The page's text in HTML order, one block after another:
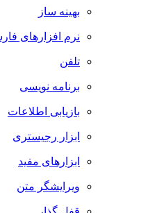
بهینه ساز
نرم افزارهای
تلفن
برنامه نویسی
بازیابی اطلاعات
ابزار رجیستری
ابزارهای مفید
ویرایشگر متن